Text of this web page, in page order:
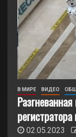
В МИРЕ ВИДЕО
02.05.2023